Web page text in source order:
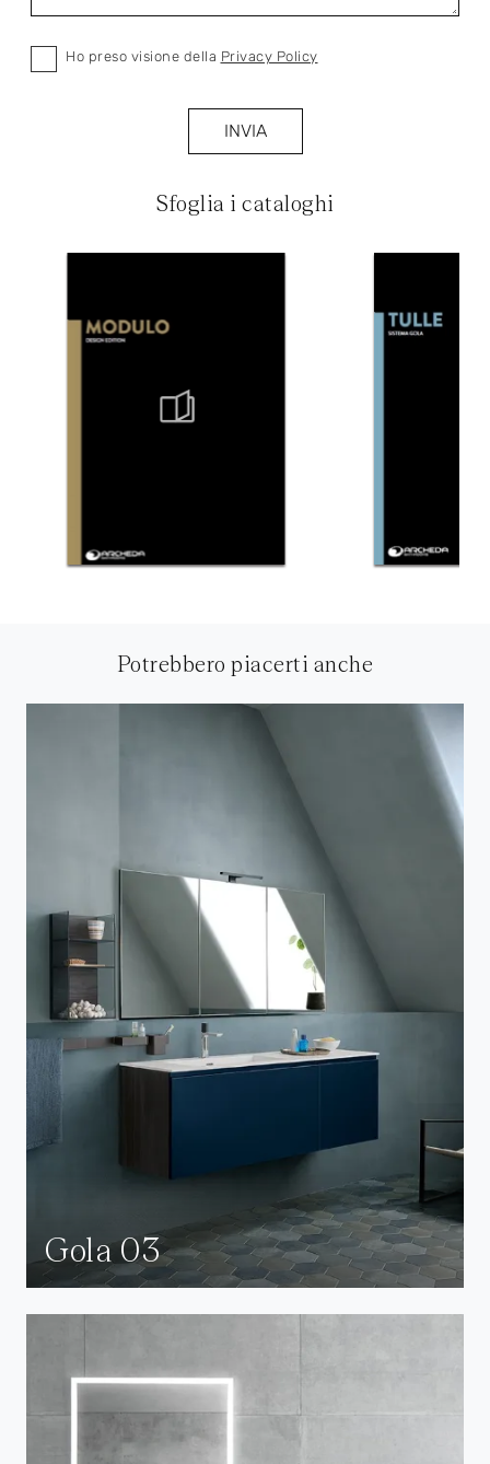
Sfoglia i cataloghi
Ho preso visione della Privacy Policy
INVIA
Potrebbero piacerti anche
Gola 03